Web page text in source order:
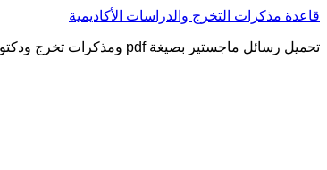
التجاوز
المحتوى
قاعدة مذكرات التخرج والدراسات الأكاديمية
تحميل رسائل ماجستير بصيغة pdf ومذكرات تخرج ودكتوراه في العديد من التخصصات العلمية